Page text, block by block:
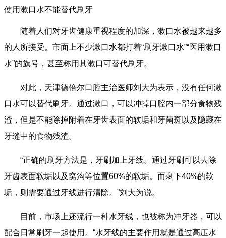
使用漱口水不能替代刷牙
随着人们对牙齿健康重视程度的加深，漱口水被越来越多
的人所接受。市面上不少漱口水都打着“刷牙漱口水”“医用漱口
水”的旗号，甚至称用其漱口可替代刷牙。
对此，天津德倍尔口腔主治医师刘大为表示，没有任何漱
口水可以替代刷牙。通过漱口，可以冲掉口腔内一部分食物残
渣，但是不能除掉附着在牙齿表面的软垢和牙菌斑以及隐藏在
牙缝中的食物残渣。
“正确的刷牙方法是，牙刷加上牙线。通过牙刷可以去除
牙齿表面软垢以及窝沟等位置60%的软垢。而剩下40%的软
垢，则需要通过牙线进行清除。”刘大为说。
目前，市场上还流行一种水牙线，也被称为冲牙器，可以
配合日常刷牙一起使用。“水牙线的主要作用就是通过高压水